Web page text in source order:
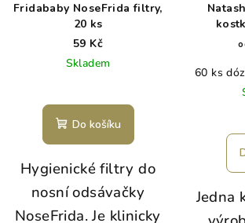
Fridababy NoseFrida filtry,
20 ks
59 Kč
Skladem
Do košíku
Hygienické filtry do
nosní odsávačky
NoseFrida. Je klinicky
60 ks
Jedna